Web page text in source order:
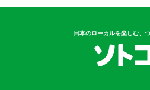
日本のローカルを楽しむ、